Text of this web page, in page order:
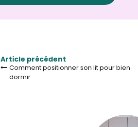
Article précédent
Comment positionner son lit pour bien
dormir